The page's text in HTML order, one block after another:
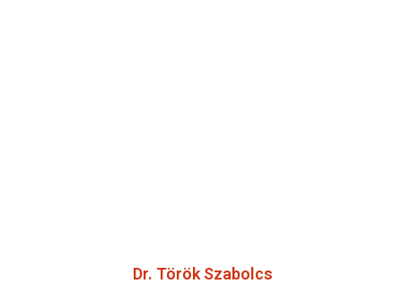
Dr. Török Szabolcs